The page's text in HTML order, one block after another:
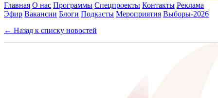
Главная О нас Программы Спецпроекты Контакты Реклама
Эфир Вакансии Блоги Подкасты Мероприятия Выборы-2026
← Назад к списку новостей